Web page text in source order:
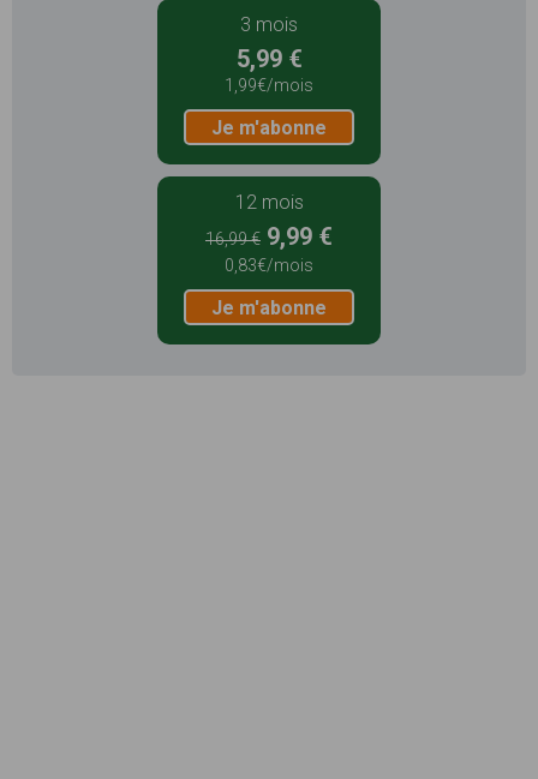
3 mois
5,99 €
1,99€/mois
Je m'abonne
12 mois
16,99 € 9,99 €
0,83€/mois
Je m'abonne